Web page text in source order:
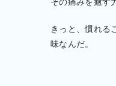
その痛みを癒す
きっと、慣れる
味なんだ。